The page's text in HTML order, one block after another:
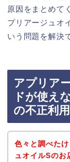
原因をまとめて
プリアージュオ
いう問題を解決
アプリア
ドが使え
の不正利
色々と調べた
ュオイルSのお